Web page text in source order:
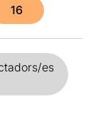
16
es